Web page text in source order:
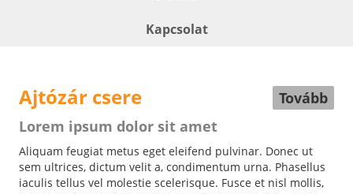
Kapcsolat
Ajtózár csere
Tovább
Lorem ipsum dolor sit amet
Aliquam feugiat metus eget eleifend pulvinar. Donec ut
sem ultrices, dictum velit a, condimentum urna. Phasellus
iaculis tellus vel molestie scelerisque. Fusce et nisl mollis,